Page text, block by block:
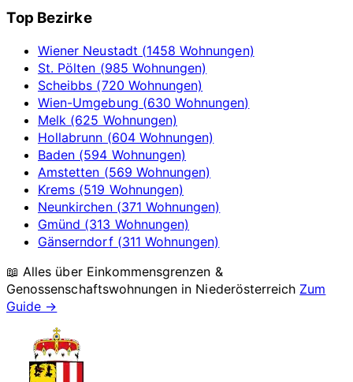
Top Bezirke
Wiener Neustadt (1458 Wohnungen)
St. Pölten (985 Wohnungen)
Scheibbs (720 Wohnungen)
Wien-Umgebung (630 Wohnungen)
Melk (625 Wohnungen)
Hollabrunn (604 Wohnungen)
Baden (594 Wohnungen)
Amstetten (569 Wohnungen)
Krems (519 Wohnungen)
Neunkirchen (371 Wohnungen)
Gmünd (313 Wohnungen)
Gänserndorf (311 Wohnungen)
📖 Alles über Einkommensgrenzen &
Genossenschaftswohnungen in Niederösterreich Zum
Guide →